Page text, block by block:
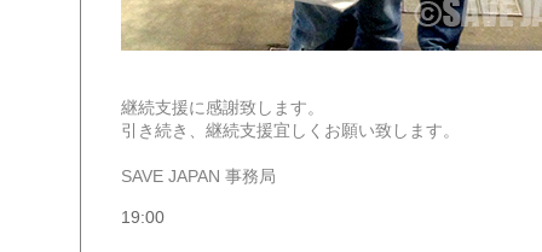
継続支援に感謝致します。
引き続き、継続支援宜しくお願い致します。
SAVE JAPAN 事務局
19:00